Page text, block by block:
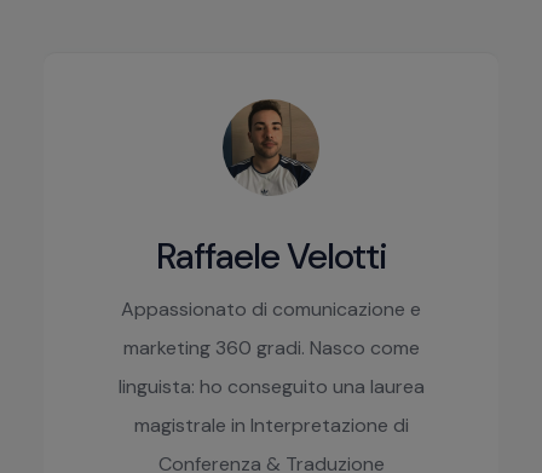
Raffaele Velotti
Appassionato di comunicazione e
marketing 360 gradi. Nasco come
linguista: ho conseguito una laurea
magistrale in Interpretazione di
Conferenza & Traduzione